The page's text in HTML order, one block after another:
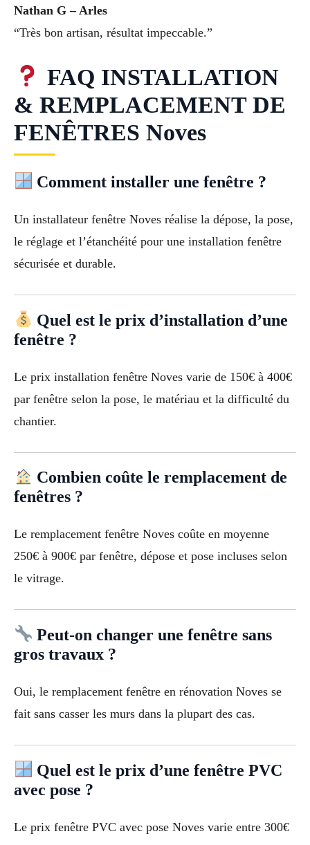
Nathan G – Arles
“Très bon artisan, résultat impeccable.”
FAQ INSTALLATION
& REMPLACEMENT DE
FENÊTRES Noves
Comment installer une fenêtre ?
Un installateur fenêtre Noves réalise la dépose, la pose,
le réglage et l’étanchéité pour une installation fenêtre
sécurisée et durable.
Quel est le prix d’installation d’une
fenêtre ?
Le prix installation fenêtre Noves varie de 150€ à 400€
par fenêtre selon la pose, le matériau et la difficulté du
chantier.
Combien coûte le remplacement de
fenêtres ?
Le remplacement fenêtre Noves coûte en moyenne
250€ à 900€ par fenêtre, dépose et pose incluses selon
le vitrage.
Peut-on changer une fenêtre sans
gros travaux ?
Oui, le remplacement fenêtre en rénovation Noves se
fait sans casser les murs dans la plupart des cas.
Quel est le prix d’une fenêtre PVC
avec pose ?
Le prix fenêtre PVC avec pose Noves varie entre 300€